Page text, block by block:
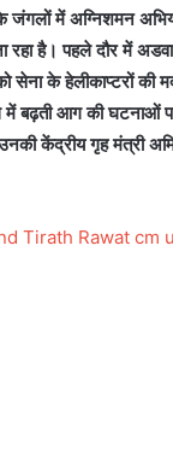
जंगलों में अग्निशमन
रहा है। पहले दौर में
के हेलीकाप्टरों की
में बढ़ती आग की घटनाओं
केंद्रीय गृह मंत्री
Tirath Rawat cm